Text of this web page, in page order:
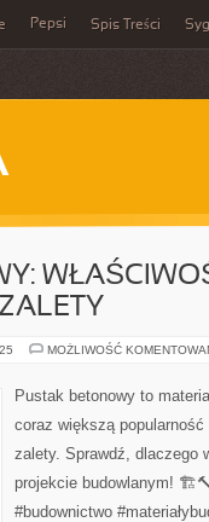
Pepsi Spis Treści
MOŻLIWOŚĆ
Pustak betonowy to
coraz większą
zalety. Sprawdź, dlaczego
projekcie budowlanym!
#budownictwo